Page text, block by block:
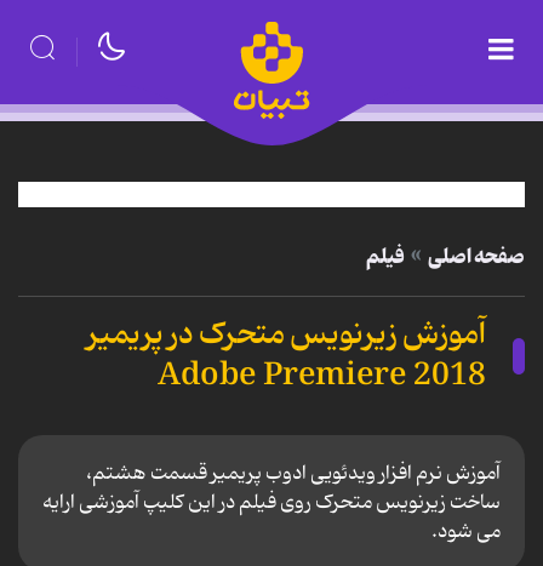
صفحه اصلی فیلم
آموزش زیرنویس متحرک در پریمیر
Adobe Premiere 2018
آموزش نرم افزار ویدئویی ادوب پریمیر قسمت هشتم،
ساخت زیرنویس متحرک روی فیلم در این کلیپ آموزشی ارایه
می شود.